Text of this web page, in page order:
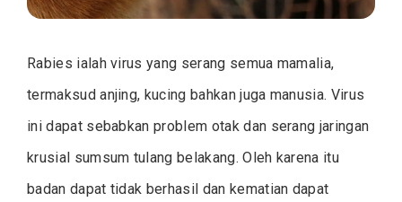
Rabies ialah virus yang serang semua mamalia,
termaksud anjing, kucing bahkan juga manusia. Virus
ini dapat sebabkan problem otak dan serang jaringan
krusial sumsum tulang belakang. Oleh karena itu
badan dapat tidak berhasil dan kematian dapat